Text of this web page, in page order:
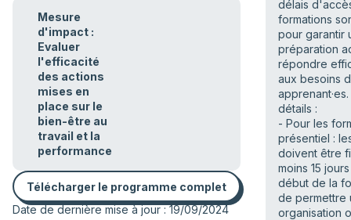
Mesure
d'impact :
Evaluer
l'efficacité
des actions
mises en
place sur le
bien-être au
travail et la
performance
Télécharger le programme complet
Date de dernière mise à jour : 19/09/2024
délais
formations
pour garantir
préparation
répondre
aux besoins
détails :
- Pour les
présentiel :
doivent être
moins 15
début de la
de permettre
organisation